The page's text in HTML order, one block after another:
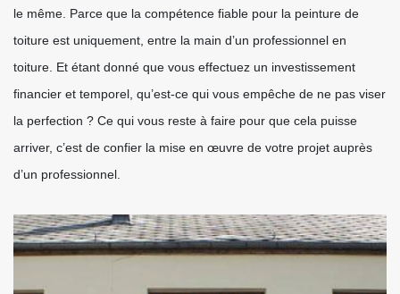
le même. Parce que la compétence fiable pour la peinture de
toiture est uniquement, entre la main d’un professionnel en
toiture. Et étant donné que vous effectuez un investissement
financier et temporel, qu’est-ce qui vous empêche de ne pas viser
la perfection ? Ce qui vous reste à faire pour que cela puisse
arriver, c’est de confier la mise en œuvre de votre projet auprès
d’un professionnel.